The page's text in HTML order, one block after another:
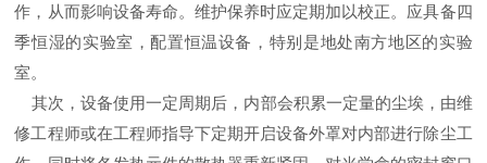
作，从而影响设备寿命。维护保养时应定期加以校正。应具备四
季恒湿的实验室，配置恒温设备，特别是地处南方地区的实验
室。
其次，设备使用一定周期后，内部会积累一定量的尘埃，由维
修工程师或在工程师指导下定期开启设备外罩对内部进行除尘工